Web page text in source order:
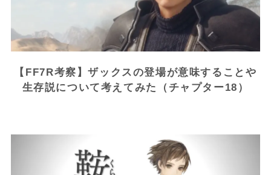
【FF7R考察】ザックスの登場が意味することや
生存説について考えてみた（チャプター18）